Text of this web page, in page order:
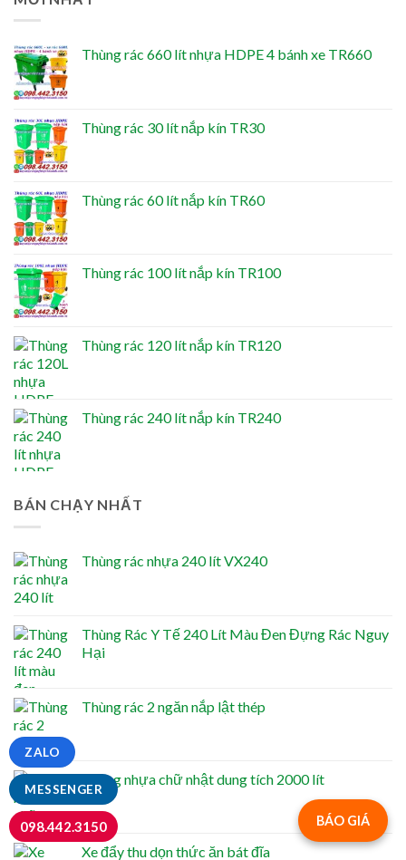
Thùng rác 660 lít nhựa HDPE 4 bánh xe TR660
Thùng rác 30 lít nắp kín TR30
Thùng rác 60 lít nắp kín TR60
Thùng rác 100 lít nắp kín TR100
Thùng rác 120 lít nắp kín TR120
Thùng rác 240 lít nắp kín TR240
BÁN CHẠY NHẤT
Thùng rác nhựa 240 lít VX240
Thùng Rác Y Tế 240 Lít Màu Đen Đựng Rác Nguy
Hại
Thùng rác 2 ngăn nắp lật thép
Thùng nhựa chữ nhật dung tích 2000 lít
Xe đẩy thu dọn thức ăn bát đĩa
BÁO GIÁ
MESSENGER
ZALO
098.442.3150